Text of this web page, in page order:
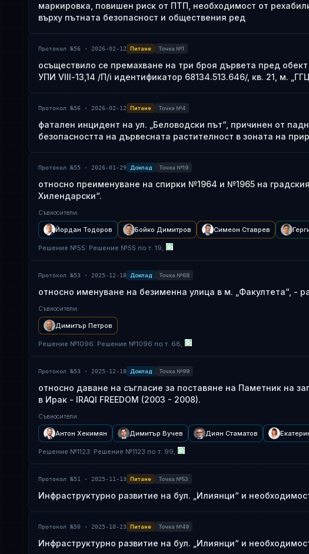
маркировка, повишен риск от ПТП, необходимост от
върху пътната безопасност и обществения ред
Протокол №56 · 2026-02-12 Питане Точка №1
осъществило се премахване на три броя дървета пред
УПИ VIIl-13,14 /П/i идентификатор 68134.513.646/, кв. 21, м.
Протокол №56 · 2026-02-12 Питане Точка №4
фатален инцидент на ул. „Беловодски път“, причинен от
безопасността на дървесната растителност в зоната на
Протокол №55 · 2026-01-29 Доклад Точка №19
относно преименуване на спирки №1964 и №1965 на
Хилендарски“.
Съвносители:
Йордан Тодоров Бойко Димитров Симеон Ставрев
Решение №55: Решение №55 по т. 19,
Протокол №53 · 2025-12-18 Доклад Точка №68
относно именуване на безименна улица в м. „Факултета“, -
Съвносители:
Димитър Петров
Решение №1096: Решение №1096 по т. 68,
Протокол №53 · 2025-12-18 Доклад Точка №99
относно даване на съгласие за поставяне на Паметник на
в Ирак - IRAQI FREEDOM (2003 - 2008).
Съвносители:
Антон Хекимян Димитър Вучев Диян Стаматов
Решение №1123: Решение №1123 по т. 99,
Протокол №51 · 2025-11-13 Питане Точка №53
Инфраструктурно развитие на бул. „Илиянци“ и
Протокол №50 · 2025-10-23 Питане Точка №49
Инфраструктурно развитие на бул. „Илиянци“ и